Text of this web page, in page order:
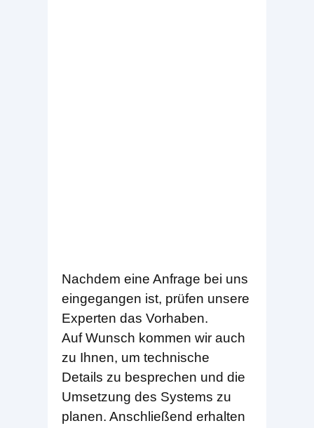
Nachdem eine Anfrage bei uns
eingegangen ist, prüfen unsere
Experten das Vorhaben.
Auf Wunsch kommen wir auch
zu Ihnen, um technische
Details zu besprechen und die
Umsetzung des Systems zu
planen. Anschließend erhalten